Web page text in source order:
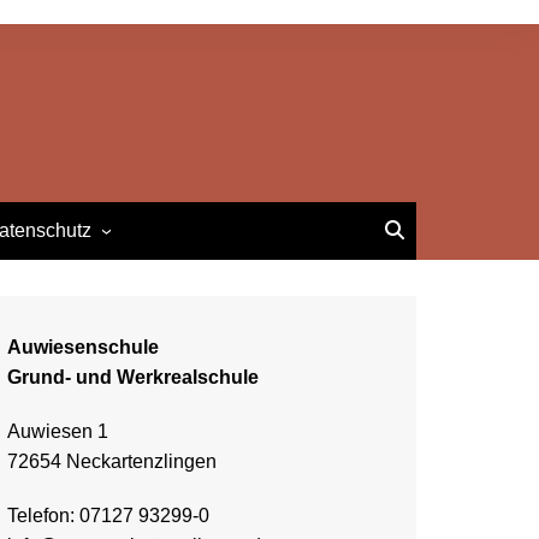
Auwiesenschule
Grund- und Werkrealschule
Auwiesen 1
72654 Neckartenzlingen
Telefon: 07127 93299-0